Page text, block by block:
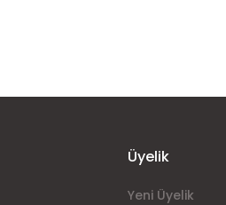
Üyelik
Yeni Üyelik